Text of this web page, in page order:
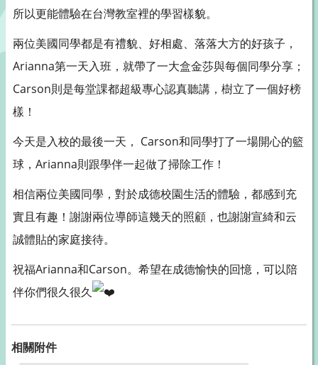
所以更能體驗在台灣教室裡的學習樣貌。
兩位美國同學都是有禮貌、好相處、落落大方的好孩子，
Arianna第一天入班，就帶了一大盒金莎與每個同學分享；
Carson則是每堂課都超級專心認真聽講，樹立了一個好榜
樣！
今天是入校的最後一天， Carson和同學打了一場開心的籃
球，Arianna則跟學伴一起做了掃除工作！
相信兩位美國同學，對於成德校園生活的體驗，都感到充
實且有趣！謝謝兩位導師這幾天的照顧，也謝謝宣綺和云
誠體貼的家庭接待。
祝福Arianna和Carson。希望在成德愉快的回憶，可以陪
伴你們很久很久
相關附件